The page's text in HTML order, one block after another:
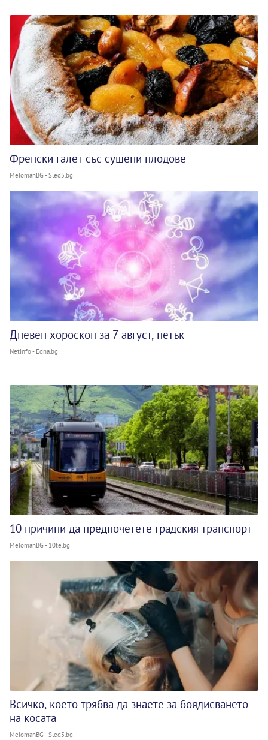
Френски галет със сушени плодове
MelomanBG - Sled5.bg
Дневен хороскоп за 7 август, петък
NetInfo - Edna.bg
10 причини да предпочетете градския транспорт
MelomanBG - 10te.bg
Всичко, което трябва да знаете за боядисването
на косата
MelomanBG - Sled5.bg